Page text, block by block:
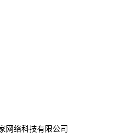
网络科技有限公司